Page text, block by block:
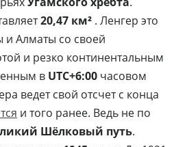
20,47 км² . Ленгер это
и Алматы со своей
и резко континентальным
в UTC+6:00 часовом
ведет свой отсчет с конца
и того ранее. Ведь не по
Шёлковый путь.